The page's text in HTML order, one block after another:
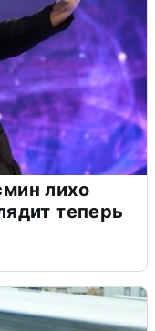
лихо
теперь